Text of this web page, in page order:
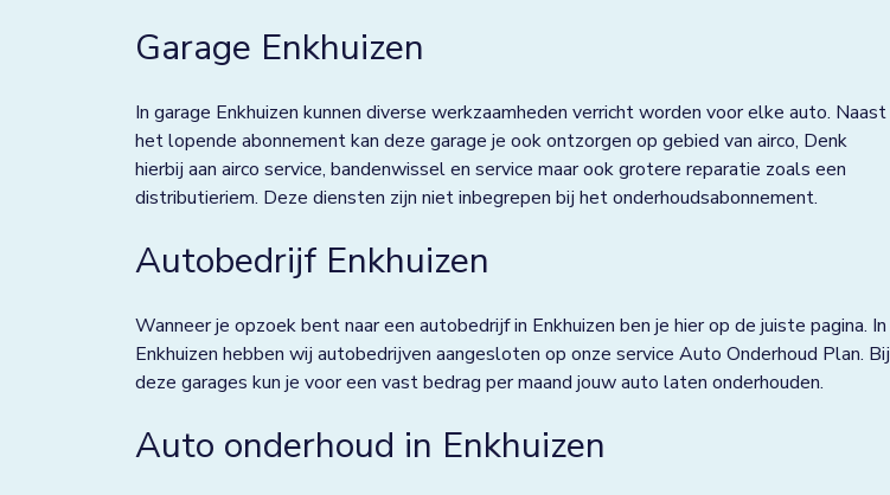
De Rijp
Dieverbrug
Doezum
Drachten
Eindhoven
Elst
Garage Enkhuizen
In garage Enkhuizen kunnen diverse werkzaamheden verricht worden voor elke auto. Naast
het lopende abonnement kan deze garage je ook ontzorgen op gebied van airco, Denk
hierbij aan airco service, bandenwissel en service maar ook grotere reparatie zoals een
distributieriem. Deze diensten zijn niet inbegrepen bij het onderhoudsabonnement.
Autobedrijf Enkhuizen
Wanneer je opzoek bent naar een autobedrijf in Enkhuizen ben je hier op de juiste pagina. In
Enkhuizen hebben wij autobedrijven aangesloten op onze service Auto Onderhoud Plan. Bij
deze garages kun je voor een vast bedrag per maand jouw auto laten onderhouden.
Auto onderhoud in Enkhuizen